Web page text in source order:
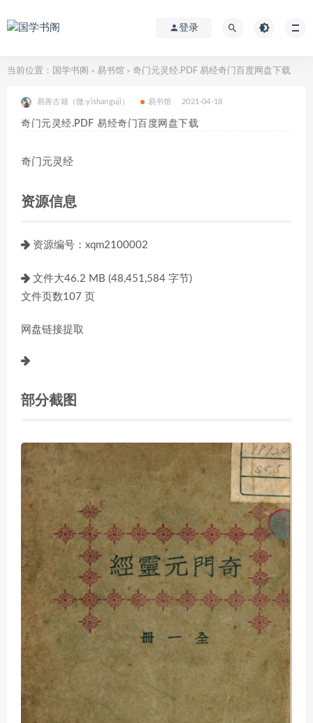
登录
当前位置： 国学书阁 > 易书馆 > 奇门元灵经.PDF 易经奇门百度网盘下载
易善古籍（微:yishanguji） 易书馆 2021-04-18
奇门元灵经.PDF 易经奇门百度网盘下载
奇门元灵经
资源信息
资源编号：xqm2100002
文件大46.2 MB (48,451,584 字节)
文件页数107 页
网盘链接提取
部分截图